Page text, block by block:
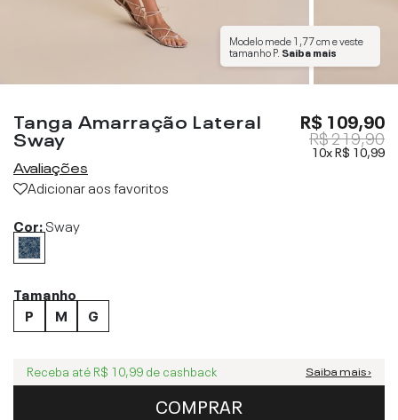
Modelo mede1,77 cme veste
tamanhoP. Saiba mais
Tanga Amarração Lateral
Sway
Avaliações
Adicionar aos favoritos
R$ 109,90
R$ 219,90
10xR$ 10,99
Cor:Sway
Tamanho
P
M G
Receba até R$ 10,99 de cashback Saiba mais ›
COMPRAR